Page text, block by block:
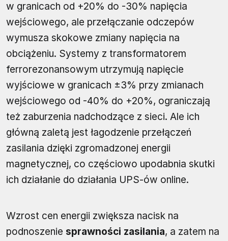
w granicach od +20% do -30% napięcia
wejściowego, ale przełączanie odczepów
wymusza skokowe zmiany napięcia na
obciążeniu. Systemy z transformatorem
ferrorezonansowym utrzymują napięcie
wyjściowe w granicach ±3% przy zmianach
wejściowego od -40% do +20%, ograniczają
też zaburzenia nadchodzące z sieci. Ale ich
główną zaletą jest łagodzenie przełączeń
zasilania dzięki zgromadzonej energii
magnetycznej, co częściowo upodabnia skutki
ich działanie do działania UPS-ów online.
Wzrost cen energii zwiększa nacisk na
podnoszenie sprawności zasilania, a zatem na